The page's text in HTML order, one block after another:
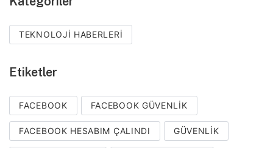
TEKNOLOJI HABERLERI
Etiketler
FACEBOOK FACEBOOK GÜVENLIK
FACEBOOK HESABIM ÇALINDI GÜVENLIK